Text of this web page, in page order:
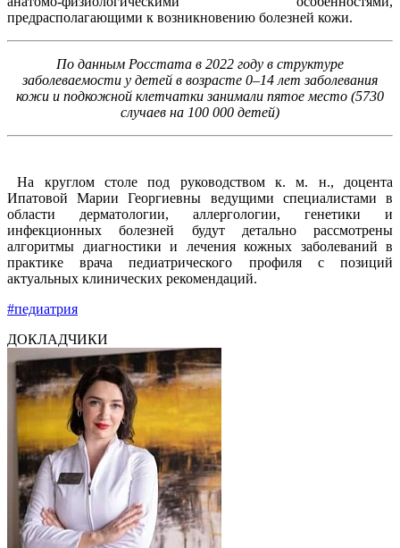
предрасполагающими к возникновению болезней кожи.
По данным Росстата в 2022 году в структуре
заболеваемости у детей в возрасте 0–14 лет заболевания
кожи и подкожной клетчатки занимали пятое место (5730
случаев на 100 000 детей)
На круглом столе под руководством к. м. н., доцента
Ипатовой Марии Георгиевны ведущими специалистами в
области дерматологии, аллергологии, генетики и
инфекционных болезней будут детально рассмотрены
алгоритмы диагностики и лечения кожных заболеваний в
практике врача педиатрического профиля с позиций
актуальных клинических рекомендаций.
#педиатрия
ДОКЛАДЧИКИ